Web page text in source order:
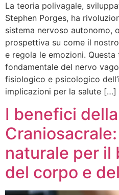
La teoria polivagale,
Stephen Porges, ha
sistema nervoso autonomo,
prospettiva su come il
e regola le emozioni.
fondamentale del nervo
fisiologico e psicologico
implicazioni per la salute […]
I benefici
naturale per il
del corpo e